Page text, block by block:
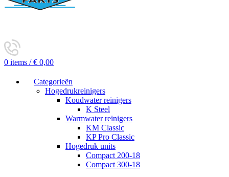
0 items / € 0,00
Categorieën
Hogedrukreinigers
Koudwater reinigers
K Steel
Warmwater reinigers
KM Classic
KP Pro Classic
Hogedruk units
Compact 200-18
Compact 300-18